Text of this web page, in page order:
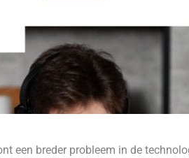
een breder probleem in de